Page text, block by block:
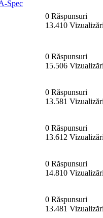
Spec
0 Răspunsuri
13.410 Vizualizări
0 Răspunsuri
15.506 Vizualizări
0 Răspunsuri
13.581 Vizualizări
0 Răspunsuri
13.612 Vizualizări
0 Răspunsuri
14.810 Vizualizări
0 Răspunsuri
13.481 Vizualizări